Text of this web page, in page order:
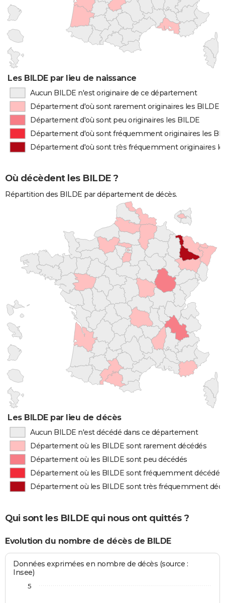
Les BILDE par lieu de naissance
Aucun BILDE n'est originaire de ce département
Département d'où sont rarement originaires les BILDE
Département d'où sont peu originaires les BILDE
Département d'où sont fréquemment originaires les
Département d'où sont très fréquemment originaires
Où décèdent les BILDE ?
Répartition des BILDE par département de décès.
Les BILDE par lieu de décès
Aucun BILDE n'est décédé dans ce département
Département où les BILDE sont rarement décédés
Département où les BILDE sont peu décédés
Département où les BILDE sont fréquemment décédés
Département où les BILDE sont très fréquemment
Qui sont les BILDE qui nous ont quittés ?
Evolution du nombre de décès de BILDE
Données exprimées en nombre de décès (source :
Insee)
5